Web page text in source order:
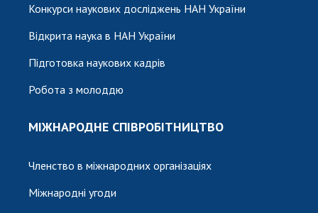
Конкурси наукових досліджень НАН України
Відкрита наука в НАН України
Підготовка наукових кадрів
Робота з молоддю
МІЖНАРОДНЕ СПІВРОБІТНИЦТВО
Членство в міжнародних організаціях
Міжнародні угоди